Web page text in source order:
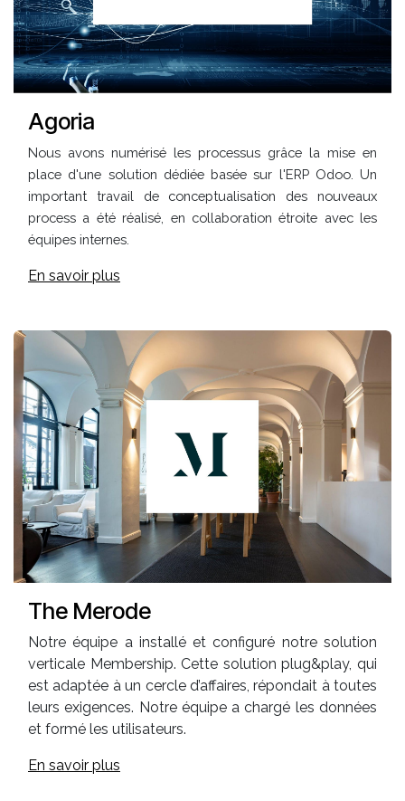
Agoria
Nous avons numérisé les processus grâce la mise en
place d'une solution dédiée basée sur l'ERP Odoo. Un
important travail de conceptualisation des nouveaux
process a été réalisé, en collaboration étroite avec les
équipes internes.
En savoir plus
The Merode
Notre équipe a installé et configuré notre solution
verticale Membership. Cette solution plug&play, qui
est adaptée à un cercle d’affaires, répondait à toutes
leurs exigences. Notre équipe a chargé les données
et formé les utilisateurs.
En savoir plus